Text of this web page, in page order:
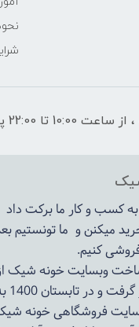
پاسخگوی شما هستیم
کسب و کار ما برکت
میکنن و ما تونستیم
کنیم.
خونه شیک از پاییز سال 1399در
1400 به مرحله اجرا رسید.
فروشگاهیخونه